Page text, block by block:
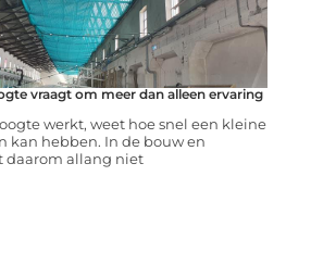
vraagt om meer dan alleen ervaring
werkt, weet hoe snel een kleine
kan hebben. In de bouw en
daarom allang niet